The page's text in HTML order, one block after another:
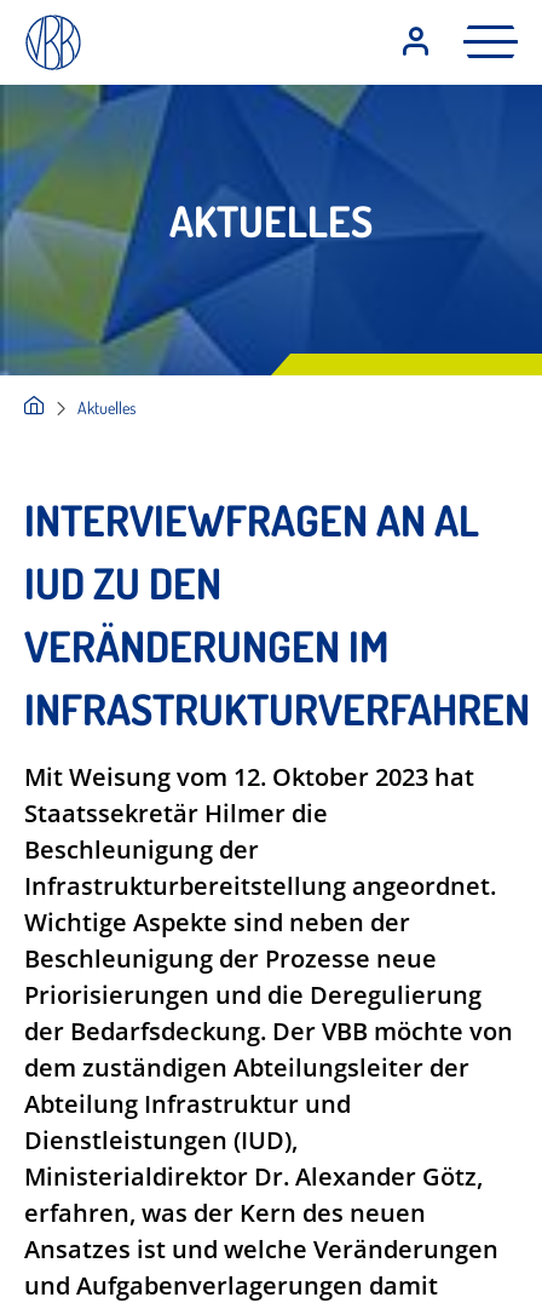
AKTUELLES
Aktuelles
INTERVIEWFRAGEN AN AL
IUD ZU DEN
VERÄNDERUNGEN IM
INFRASTRUKTURVERFAHREN
Mit Weisung vom 12. Oktober 2023 hat
Staatssekretär Hilmer die
Beschleunigung der
Infrastrukturbereitstellung angeordnet.
Wichtige Aspekte sind neben der
Beschleunigung der Prozesse neue
Priorisierungen und die Deregulierung
der Bedarfsdeckung. Der VBB möchte von
dem zuständigen Abteilungsleiter der
Abteilung Infrastruktur und
Dienstleistungen (IUD),
Ministerialdirektor Dr. Alexander Götz,
erfahren, was der Kern des neuen
Ansatzes ist und welche Veränderungen
und Aufgabenverlagerungen damit